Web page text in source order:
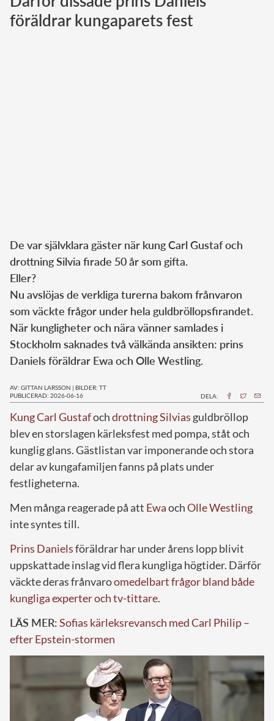
Norska kungahuset
föräldrar kungaparets fest
De var självklara gäster när kung Carl Gustaf och
drottning Silvia firade 50 år som gifta.
Eller?
Nu avslöjas de verkliga turerna bakom frånvaron
som väckte frågor under hela guldbröllopsfirandet.
När kungligheter och nära vänner samlades i
Stockholm saknades två välkända ansikten: prins
Daniels föräldrar Ewa och Olle Westling.
AV: GITTAN LARSSON | BILDER: TT
PUBLICERAD: 2026-06-16
DELA:
Kung Carl Gustafochdrottning Silvias guldbröllop
blev en storslagen kärleksfest med pompa, ståt och
kunglig glans. Gästlistan var imponerande och stora
delar av kungafamiljen fanns på plats under
festligheterna.
Men många reagerade på att EwaochOlle Westling
inte syntes till.
Prins Danielsföräldrar har under årens lopp blivit
uppskattade inslag vid flera kungliga högtider. Därför
väckte deras frånvaroomedelbart frågor bland både
kungliga experter och tv-tittare.
LÄS MER:Sofias kärleksrevansch med Carl Philip –
efter Epstein-stormen